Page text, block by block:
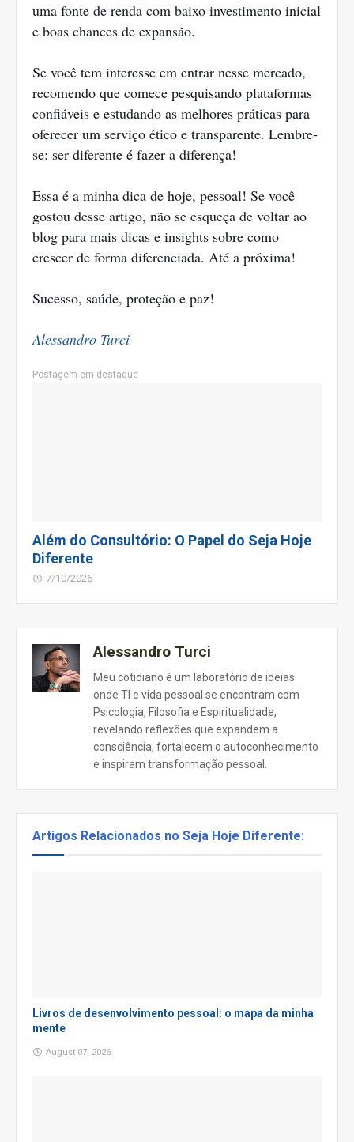
uma fonte de renda com baixo investimento inicial
e boas chances de expansão.
Se você tem interesse em entrar nesse mercado,
recomendo que comece pesquisando plataformas
confiáveis e estudando as melhores práticas para
oferecer um serviço ético e transparente. Lembre-
se: ser diferente é fazer a diferença!
Essa é a minha dica de hoje, pessoal! Se você
gostou desse artigo, não se esqueça de voltar ao
blog para mais dicas e insights sobre como
crescer de forma diferenciada. Até a próxima!
Sucesso, saúde, proteção e paz!
Alessandro Turci
Postagem em destaque
Além do Consultório: O Papel do Seja Hoje
Diferente
7/10/2026
Alessandro Turci
Meu cotidiano é um laboratório de ideias
onde TI e vida pessoal se encontram com
Psicologia, Filosofia e Espiritualidade,
revelando reflexões que expandem a
consciência, fortalecem o autoconhecimento
e inspiram transformação pessoal.
Artigos Relacionados no Seja Hoje Diferente:
Livros de desenvolvimento pessoal: o mapa da minha
mente
August 07, 2026